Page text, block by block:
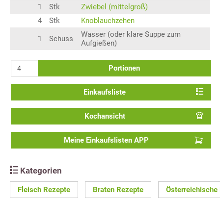
1
Stk
Zwiebel (mittelgroß)
4
Stk Knoblauchzehen
1 Schuss
Wasser (oder klare Suppe zum
Aufgießen)
Portionen
Einkaufsliste
Kochansicht
Meine Einkaufslisten APP
Kategorien
Fleisch Rezepte Braten Rezepte Österreichische